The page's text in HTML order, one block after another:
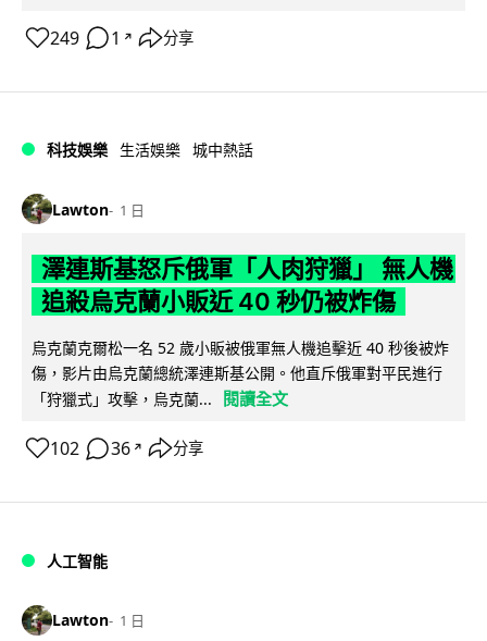
249 1 ↗ 分享
科技娛樂 生活娛樂 城中熱話
Lawton 1 日
澤連斯基怒斥俄軍「人肉狩獵」 無人機
追殺烏克蘭小販近 40 秒仍被炸傷
烏克蘭克爾松一名 52 歲小販被俄軍無人機追擊近 40 秒後被炸
傷，影片由烏克蘭總統澤連斯基公開。他直斥俄軍對平民進行
「狩獵式」攻擊，烏克蘭...
閱讀全文
102 36 ↗ 分享
人工智能
Lawton 1 日